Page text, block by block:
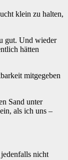
klein zu halten,
gut. Und wieder
hätten
mitgegeben
Sand unter
als ich uns –
nicht